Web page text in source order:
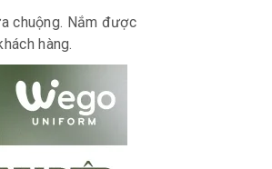
chuộng. Nắm được
hàng.